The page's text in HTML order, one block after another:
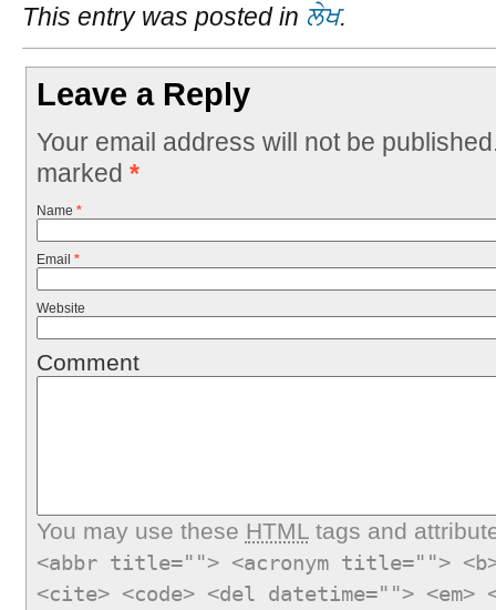
This entry was posted in ਲੇਖ.
Leave a Reply
Your email address will not be
marked *
Name *
Email *
Website
Comment
You may use these HTMLtags and
<abbr title=""> <acronym title="">
<cite> <code> <del datetime="">